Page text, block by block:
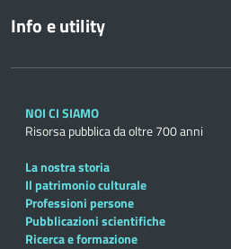
Info e utility
NOI CI SIAMO
Risorsa pubblica da oltre 700 anni
La nostra storia
Il patrimonio culturale
Professioni persone
Pubblicazioni scientifiche
Ricerca e formazione